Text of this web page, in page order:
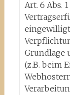
Art. 6 Abs.
Grundlage
(z.B. beim